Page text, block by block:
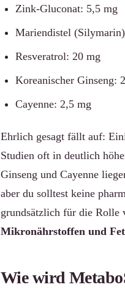
Zink-Gluconat: 5,5 mg
Mariendistel
Resveratrol: 20 mg
Koreanischer Ginseng:
Cayenne: 2,5 mg
Ehrlich gesagt fällt auf:
Studien oft in deutlich
Ginseng und Cayenne
aber du solltest keine
grundsätzlich für die Rolle
Mikronährstoffen und
Wie wird